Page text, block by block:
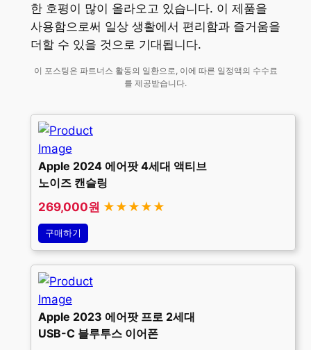
한 호평이 많이 올라오고 있습니다. 이 제품을
사용함으로써 일상 생활에서 편리함과 즐거움을
더할 수 있을 것으로 기대됩니다.
이 포스팅은 파트너스 활동의 일환으로, 이에 따른 일정액의 수수료
를 제공받습니다.
Apple 2024 에어팟 4세대 액티브
노이즈 캔슬링
269,000원 ★★★★★
구매하기
Apple 2023 에어팟 프로 2세대
USB-C 블루투스 이어폰